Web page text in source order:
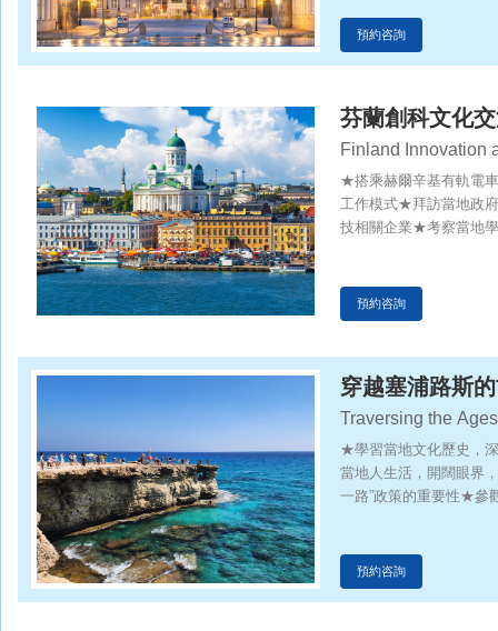
預約咨詢
芬蘭創科文化
Finland Innovation
★搭乘赫爾辛基有軌電
工作模式★拜訪當地政
技相關企業★考察當地
預約咨詢
穿越塞浦路斯
Traversing the
★學習當地文化歷史，
當地人生活，開闊眼界
一路”政策的重要性★參
預約咨詢